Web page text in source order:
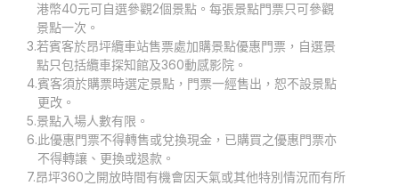
港幣40元可自選參觀2個景點。每張景點門票只可參觀
景點一次。
3.若賓客於昂坪纜車站售票處加購景點優惠門票，自選景
點只包括纜車探知館及360動感影院。
4.賓客須於購票時選定景點，門票一經售出，恕不設景點
更改。
5.景點入場人數有限。
6.此優惠門票不得轉售或兌換現金，已購買之優惠門票亦
不得轉讓、更換或退款。
7.昂坪360之開放時間有機會因天氣或其他特別情況而有所